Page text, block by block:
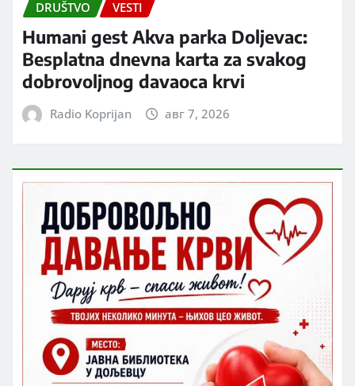
DRUŠTVO VESTI
Humani gest Akva parka Doljevac:
Besplatna dnevna karta za svakog
dobrovoljnog davaoca krvi
Radio Koprijan авг 7, 2026